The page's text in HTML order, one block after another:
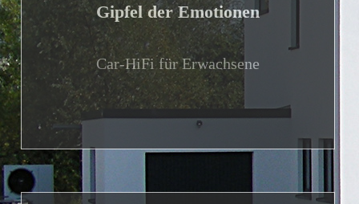
Gipfel der Emotionen
Car-HiFi für Erwachsene